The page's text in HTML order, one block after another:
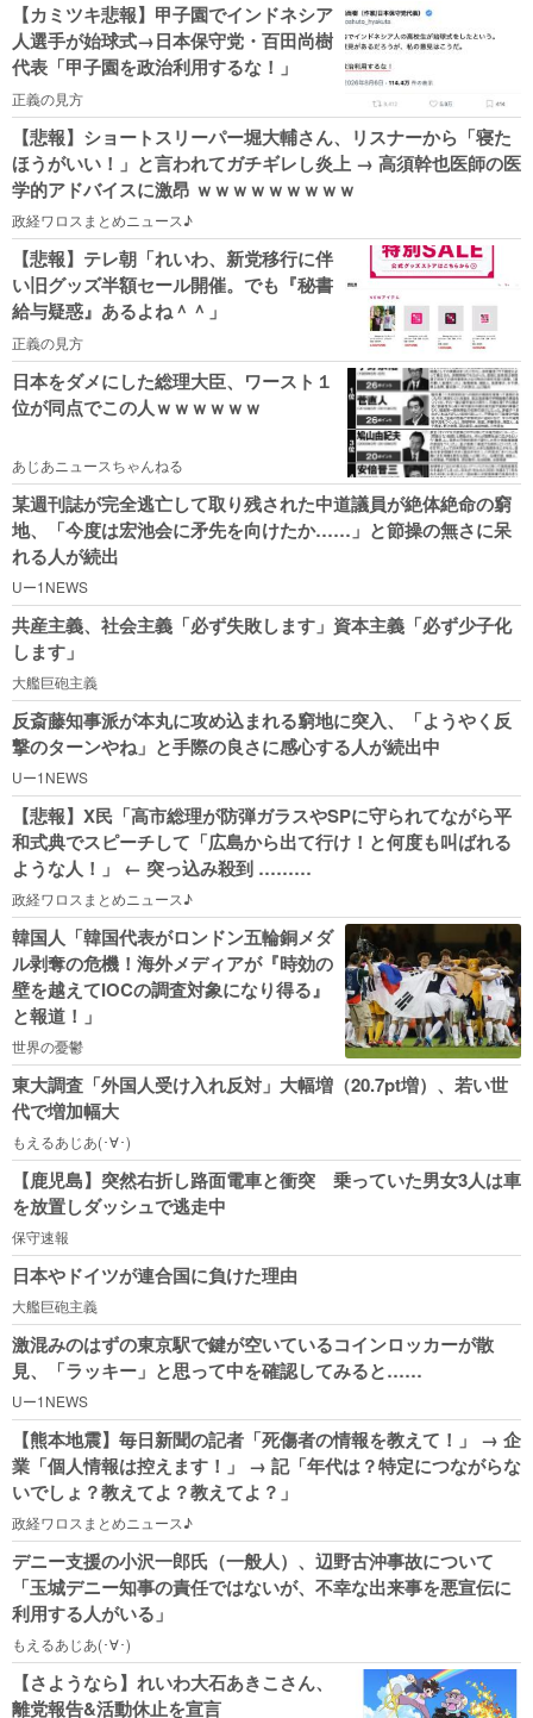
【カミツキ悲報】甲子園でインドネシア
人選手が始球式→日本保守党・百田尚樹
代表「甲子園を政治利用するな！」
正義の見方
【悲報】ショートスリーパー堀大輔さん、リスナーから「寝た
ほうがいい！」と言われてガチギレし炎上 → 高須幹也医師の医
学的アドバイスに激昂 ｗｗｗｗｗｗｗｗｗ
政経ワロスまとめニュース♪
【悲報】テレ朝「れいわ、新党移行に伴
い旧グッズ半額セール開催。でも『秘書
給与疑惑』あるよね＾＾」
正義の見方
日本をダメにした総理大臣、ワースト１
位が同点でこの人ｗｗｗｗｗｗ
あじあニュースちゃんねる
某週刊誌が完全逃亡して取り残された中道議員が絶体絶命の窮
地、「今度は宏池会に矛先を向けたか……」と節操の無さに呆
れる人が続出
Uー1NEWS
共産主義、社会主義「必ず失敗します」資本主義「必ず少子化
します」
大艦巨砲主義
反斎藤知事派が本丸に攻め込まれる窮地に突入、「ようやく反
撃のターンやね」と手際の良さに感心する人が続出中
Uー1NEWS
【悲報】X民「高市総理が防弾ガラスやSPに守られてながら平
和式典でスピーチして「広島から出て行け！と何度も叫ばれる
ような人！」 ← 突っ込み殺到 ………
政経ワロスまとめニュース♪
韓国人「韓国代表がロンドン五輪銅メダ
ル剥奪の危機！海外メディアが『時効の
壁を越えてIOCの調査対象になり得る』
と報道！」
世界の憂鬱
東大調査「外国人受け入れ反対」大幅増（20.7pt増）、若い世
代で増加幅大
もえるあじあ(･∀･)
【鹿児島】突然右折し路面電車と衝突 乗っていた男女3人は車
を放置しダッシュで逃走中
保守速報
日本やドイツが連合国に負けた理由
大艦巨砲主義
激混みのはずの東京駅で鍵が空いているコインロッカーが散
見、「ラッキー」と思って中を確認してみると……
Uー1NEWS
【熊本地震】毎日新聞の記者「死傷者の情報を教えて！」 → 企
業「個人情報は控えます！」 → 記「年代は？特定につながらな
いでしょ？教えてよ？教えてよ？」
政経ワロスまとめニュース♪
デニー支援の小沢一郎氏（一般人）、辺野古沖事故について
「玉城デニー知事の責任ではないが、不幸な出来事を悪宣伝に
利用する人がいる」
もえるあじあ(･∀･)
【さようなら】れいわ大石あきこさん、
離党報告&活動休止を宣言